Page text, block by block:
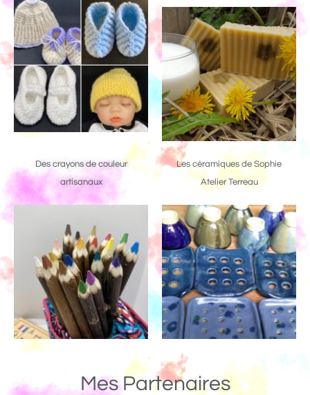
Des crayons de couleur
artisanaux
Les céramiques de Sophie
Atelier Terreau
Mes Partenaires